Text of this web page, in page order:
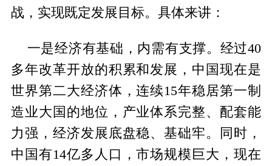
战，实现既定发展目标。具体来讲：
一是经济有基础，内需有支撑。经过40
多年改革开放的积累和发展，中国现在是
世界第二大经济体，连续15年稳居第一制
造业大国的地位，产业体系完整、配套能
力强，经济发展底盘稳、基础牢。同时，
中国有14亿多人口，市场规模巨大，现在